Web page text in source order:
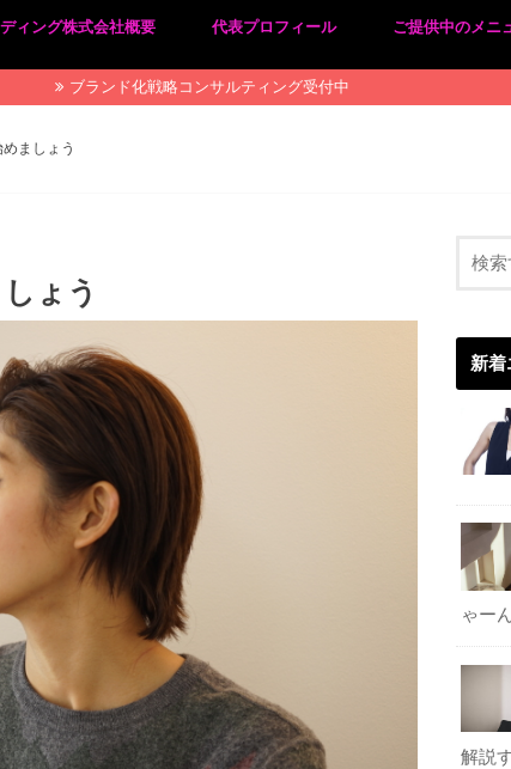
ィング株式会社概要
ーポリシー
法に基づく表記
代表プロフィール ご提供中のメニ
ブランド化戦略コンサルティング受付中
ましょう
ょう
新着
ゃー
解説